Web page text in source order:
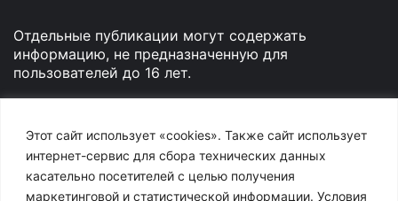
Этот сайт использует «cookies». Также сайт использует
интернет-сервис для сбора технических данных
касательно посетителей с целью получения
маркетинговой и статистической информации. Условия
Отдельные публикации могут содержать
информацию, не предназначенную для
пользователей до 16 лет.
Контакты Археология Астрономия
Биология
Геология
Здоровье и медицина